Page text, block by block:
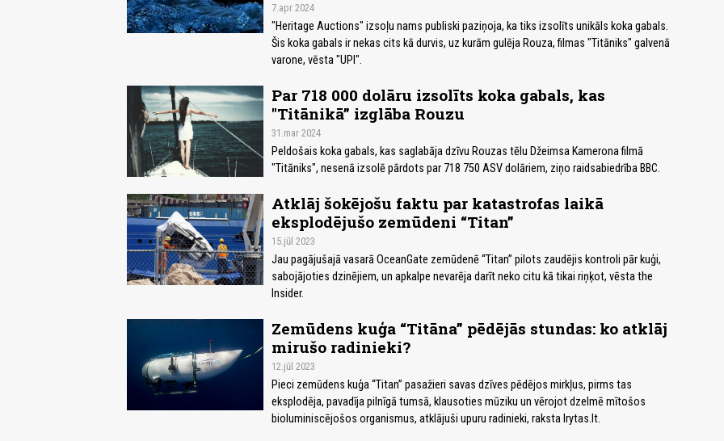
7.apr 2024
"Heritage Auctions" izsoļu nams publiski paziņoja, ka tiks izsolīts unikāls koka gabals.
Šis koka gabals ir nekas cits kā durvis, uz kurām gulēja Rouza, filmas "Titāniks" galvenā
varone, vēsta "UPI".
Par 718 000 dolāru izsolīts koka gabals, kas
"Titānikā” izglāba Rouzu
31.mar 2024
Peldošais koka gabals, kas saglabāja dzīvu Rouzas tēlu Džeimsa Kamerona filmā
"Titāniks", nesenā izsolē pārdots par 718 750 ASV dolāriem, ziņo raidsabiedrība BBC.
Atklāj šokējošu faktu par katastrofas laikā
eksplodējušo zemūdeni “Titan”
15.jūl 2023
Jau pagājušajā vasarā OceanGate zemūdenē “Titan” pilots zaudējis kontroli pār kuģi,
sabojājoties dzinējiem, un apkalpe nevarēja darīt neko citu kā tikai riņķot, vēsta the
Insider.
Zemūdens kuģa “Titāna” pēdējās stundas: ko atklāj
mirušo radinieki?
12.jūl 2023
Pieci zemūdens kuģa “Titan” pasažieri savas dzīves pēdējos mirkļus, pirms tas
eksplodēja, pavadīja pilnīgā tumsā, klausoties mūziku un vērojot dzelmē mītošos
bioluminiscējošos organismus, atklājuši upuru radinieki, raksta lrytas.lt.